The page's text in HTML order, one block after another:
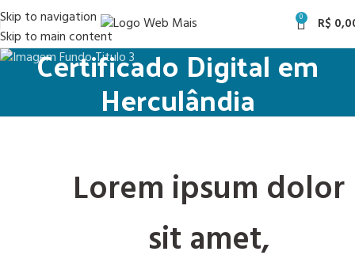
Skip to navigation
Skip to main content
0 R$
Certificado Digital em
Herculândia
Lorem ipsum dolor
sit amet,